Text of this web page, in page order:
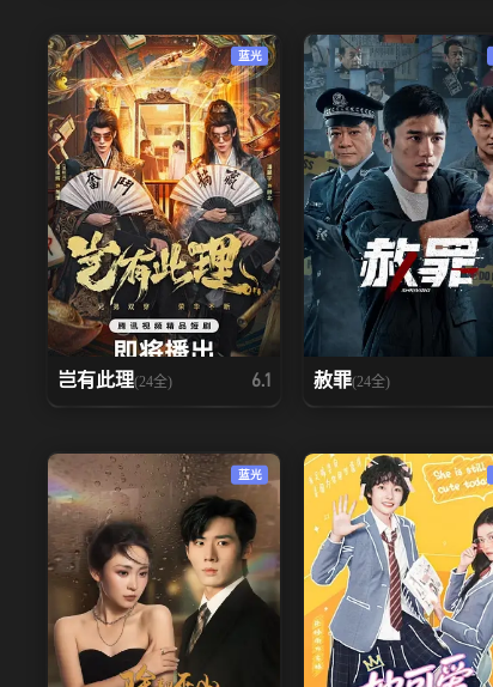
蓝光
岂有此理(24全) 6.1 赦罪(24全)
蓝光